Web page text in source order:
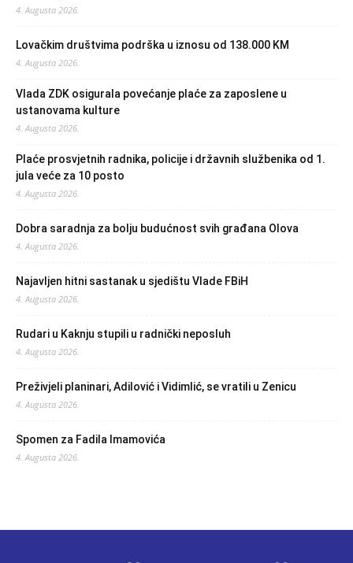
4. Augusta 2026.
Lovačkim društvima podrška u iznosu od 138.000 KM
4. Augusta 2026.
Vlada ZDK osigurala povećanje plaće za zaposlene u
ustanovama kulture
4. Augusta 2026.
Plaće prosvjetnih radnika, policije i državnih službenika od 1.
jula veće za 10 posto
4. Augusta 2026.
Dobra saradnja za bolju budućnost svih građana Olova
4. Augusta 2026.
Najavljen hitni sastanak u sjedištu Vlade FBiH
4. Augusta 2026.
Rudari u Kaknju stupili u radnički neposluh
4. Augusta 2026.
Preživjeli planinari, Adilović i Vidimlić, se vratili u Zenicu
4. Augusta 2026.
Spomen za Fadila Imamovića
4. Augusta 2026.